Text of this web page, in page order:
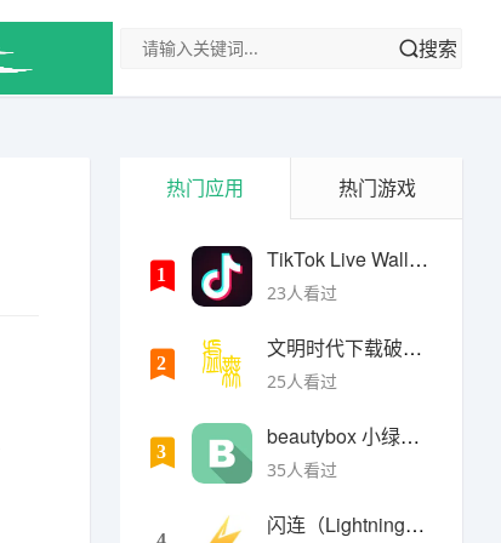
搜索
热门应用 热门游戏
1
TikTok Live Wallpaper
23人看过
2
文明时代下载破解版无限金币最新版
25人看过
3
beautybox 小绿盒正版最新免费下载
35人看过
闪连（LightningX）加速器app